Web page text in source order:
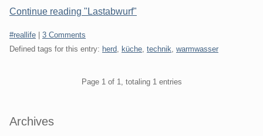
Continue reading "Lastabwurf"
Categories:
#reallife
3 Comments
Defined tags for this entry: herd küche technik warmwasser
Page 1 of 1, totaling 1 entries
Sidebar
Archives